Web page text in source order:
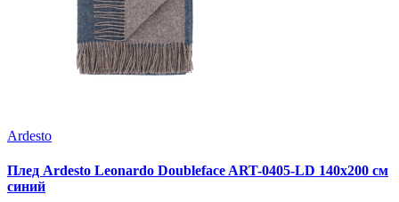
Ardesto
Плед Ardesto Leonardo Doubleface ART-0405-LD 140х200 см
синий